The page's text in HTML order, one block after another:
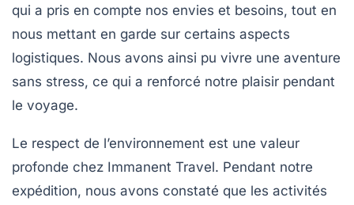
qui a pris en compte nos envies et besoins, tout en
nous mettant en garde sur certains aspects
logistiques. Nous avons ainsi pu vivre une aventure
sans stress, ce qui a renforcé notre plaisir pendant
le voyage.
Le respect de l’environnement est une valeur
profonde chez Immanent Travel. Pendant notre
expédition, nous avons constaté que les activités